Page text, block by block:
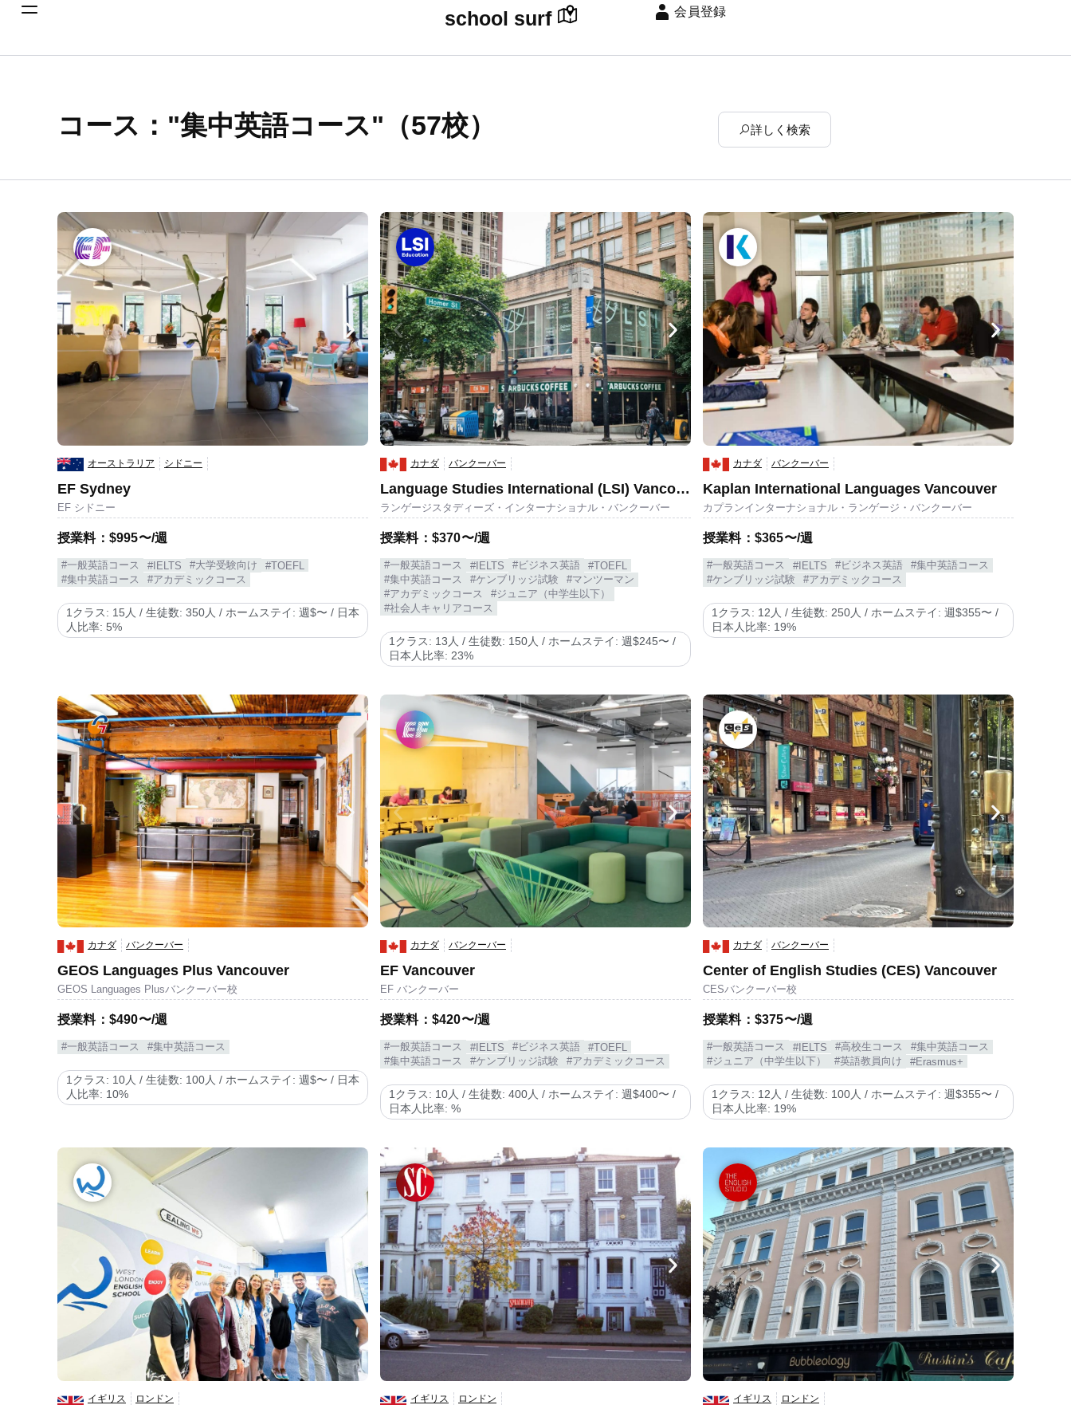
school surf 会員登録
コース："集中英語コース"（57校） 詳しく検索
オーストラリア シドニー
EF Sydney
EF シドニー
授業料：$995〜/週
#一般英語コース #IELTS #大学受験向け
#TOEFL
#集中英語コース
#アカデミックコース
1クラス: 15人 / 生徒数: 350人 / ホームステイ: 週$〜 / 日本
人比率: 5%
カナダ バンクーバー
Language Studies International (LSI) Vancouver
ランゲージスタディーズ・インターナショナル・バンクーバー
授業料：$370〜/週
#一般英語コース #IELTS #ビジネス英語
#TOEFL
#集中英語コース
#ケンブリッジ試験
#マンツーマン
#アカデミックコース
#ジュニア（中学生以下）
#社会人キャリアコース
1クラス: 13人 / 生徒数: 150人 / ホームステイ: 週$245〜 /
日本人比率: 23%
カナダ バンクーバー
Kaplan International Languages Vancouver
カプランインターナショナル・ランゲージ・バンクーバー
授業料：$365〜/週
#一般英語コース #IELTS #ビジネス英語
#集中英語コース
#ケンブリッジ試験
#アカデミックコース
1クラス: 12人 / 生徒数: 250人 / ホームステイ: 週$355〜 /
日本人比率: 19%
カナダ バンクーバー
GEOS Languages Plus Vancouver
GEOS Languages Plusバンクーバー校
授業料：$490〜/週
#一般英語コース #集中英語コース
1クラス: 10人 / 生徒数: 100人 / ホームステイ: 週$〜 / 日本
人比率: 10%
カナダ バンクーバー
EF Vancouver
EF バンクーバー
授業料：$420〜/週
#一般英語コース #IELTS #ビジネス英語
#TOEFL
#集中英語コース
#ケンブリッジ試験 #アカデミックコース
1クラス: 10人 / 生徒数: 400人 / ホームステイ: 週$400〜 /
日本人比率: %
カナダ バンクーバー
Center of English Studies (CES) Vancouver
CESバンクーバー校
授業料：$375〜/週
#一般英語コース #IELTS #高校生コース
#集中英語コース
#ジュニア（中学生以下）
#英語教員向け #Erasmus+
1クラス: 12人 / 生徒数: 100人 / ホームステイ: 週$355〜 /
日本人比率: 19%
イギリス ロンドン イギリス ロンドン イギリス ロンドン